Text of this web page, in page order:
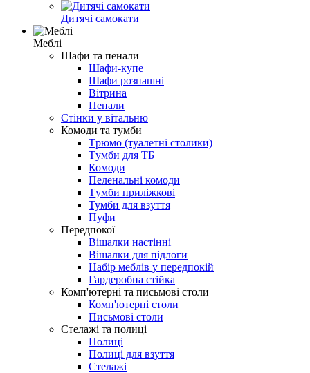
Дитячі самокати
Меблі
Шафи та пенали
Шафи-купе
Шафи розпашні
Вітрина
Пенали
Стінки у вітальню
Комоди та тумби
Tрюмо (туалетні столики)
Tумби для ТБ
Комоди
Пеленальні комоди
Tумби приліжкові
Тумби для взуття
Пуфи
Передпокої
Вішалки настінні
Вішалки для підлоги
Набір меблів у передпокій
Гардеробна стійка
Комп'ютерні та письмові столи
Комп'ютерні столи
Письмові столи
Стелажі та полиці
Полиці
Полиці для взуття
Стелажі